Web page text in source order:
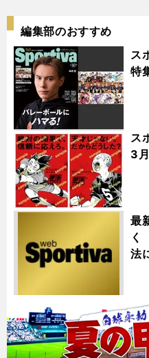
編集部のおすすめ
ス
特
ス
3
最
く
法